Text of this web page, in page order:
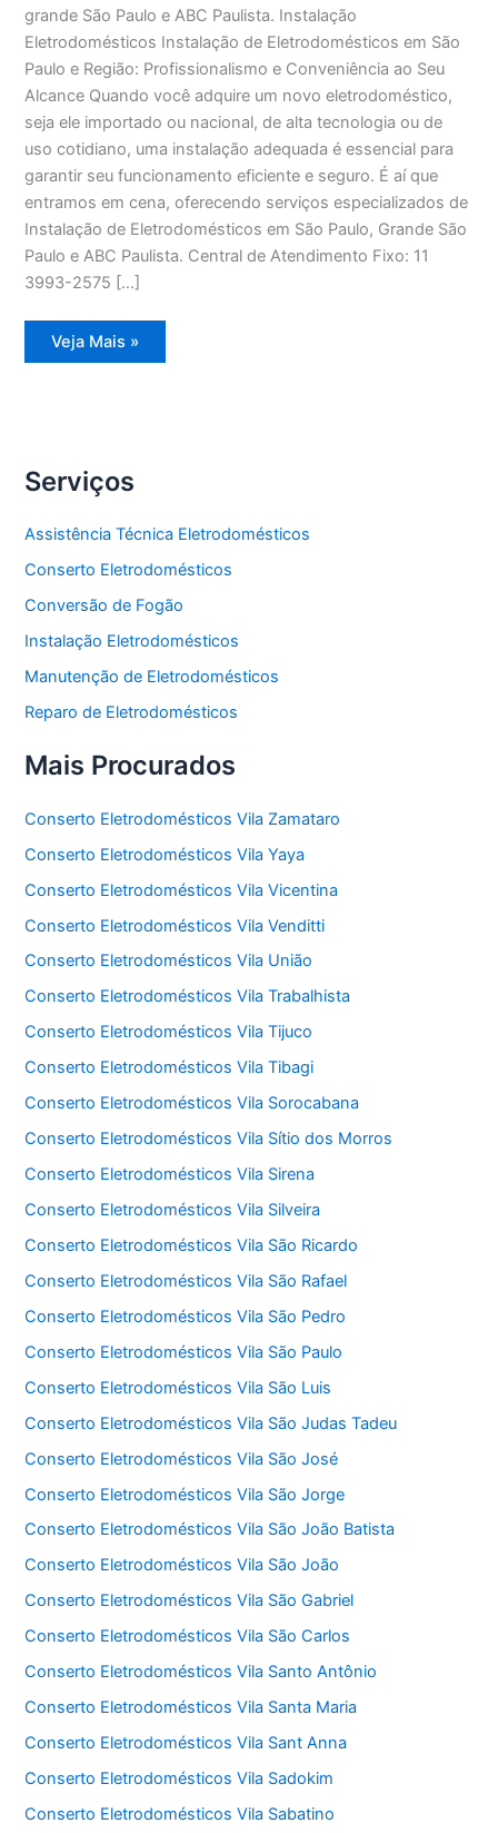
grande São Paulo e ABC Paulista. Instalação
Eletrodomésticos Instalação de Eletrodomésticos em São
Paulo e Região: Profissionalismo e Conveniência ao Seu
Alcance Quando você adquire um novo eletrodoméstico,
seja ele importado ou nacional, de alta tecnologia ou de
uso cotidiano, uma instalação adequada é essencial para
garantir seu funcionamento eficiente e seguro. É aí que
entramos em cena, oferecendo serviços especializados de
Instalação de Eletrodomésticos em São Paulo, Grande São
Paulo e ABC Paulista. Central de Atendimento Fixo: 11
3993-2575 […]
Instalação
Eletrodomésticos
Veja Mais »
Serviços
Assistência Técnica Eletrodomésticos
Conserto Eletrodomésticos
Conversão de Fogão
Instalação Eletrodomésticos
Manutenção de Eletrodomésticos
Reparo de Eletrodomésticos
Mais Procurados
Conserto Eletrodomésticos Vila Zamataro
Conserto Eletrodomésticos Vila Yaya
Conserto Eletrodomésticos Vila Vicentina
Conserto Eletrodomésticos Vila Venditti
Conserto Eletrodomésticos Vila União
Conserto Eletrodomésticos Vila Trabalhista
Conserto Eletrodomésticos Vila Tijuco
Conserto Eletrodomésticos Vila Tibagi
Conserto Eletrodomésticos Vila Sorocabana
Conserto Eletrodomésticos Vila Sítio dos Morros
Conserto Eletrodomésticos Vila Sirena
Conserto Eletrodomésticos Vila Silveira
Conserto Eletrodomésticos Vila São Ricardo
Conserto Eletrodomésticos Vila São Rafael
Conserto Eletrodomésticos Vila São Pedro
Conserto Eletrodomésticos Vila São Paulo
Conserto Eletrodomésticos Vila São Luis
Conserto Eletrodomésticos Vila São Judas Tadeu
Conserto Eletrodomésticos Vila São José
Conserto Eletrodomésticos Vila São Jorge
Conserto Eletrodomésticos Vila São João Batista
Conserto Eletrodomésticos Vila São João
Conserto Eletrodomésticos Vila São Gabriel
Conserto Eletrodomésticos Vila São Carlos
Conserto Eletrodomésticos Vila Santo Antônio
Conserto Eletrodomésticos Vila Santa Maria
Conserto Eletrodomésticos Vila Sant Anna
Conserto Eletrodomésticos Vila Sadokim
Conserto Eletrodomésticos Vila Sabatino